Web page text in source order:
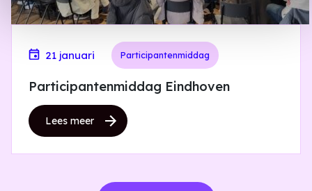
21 januari Participantenmiddag
Participantenmiddag Eindhoven
Lees meer